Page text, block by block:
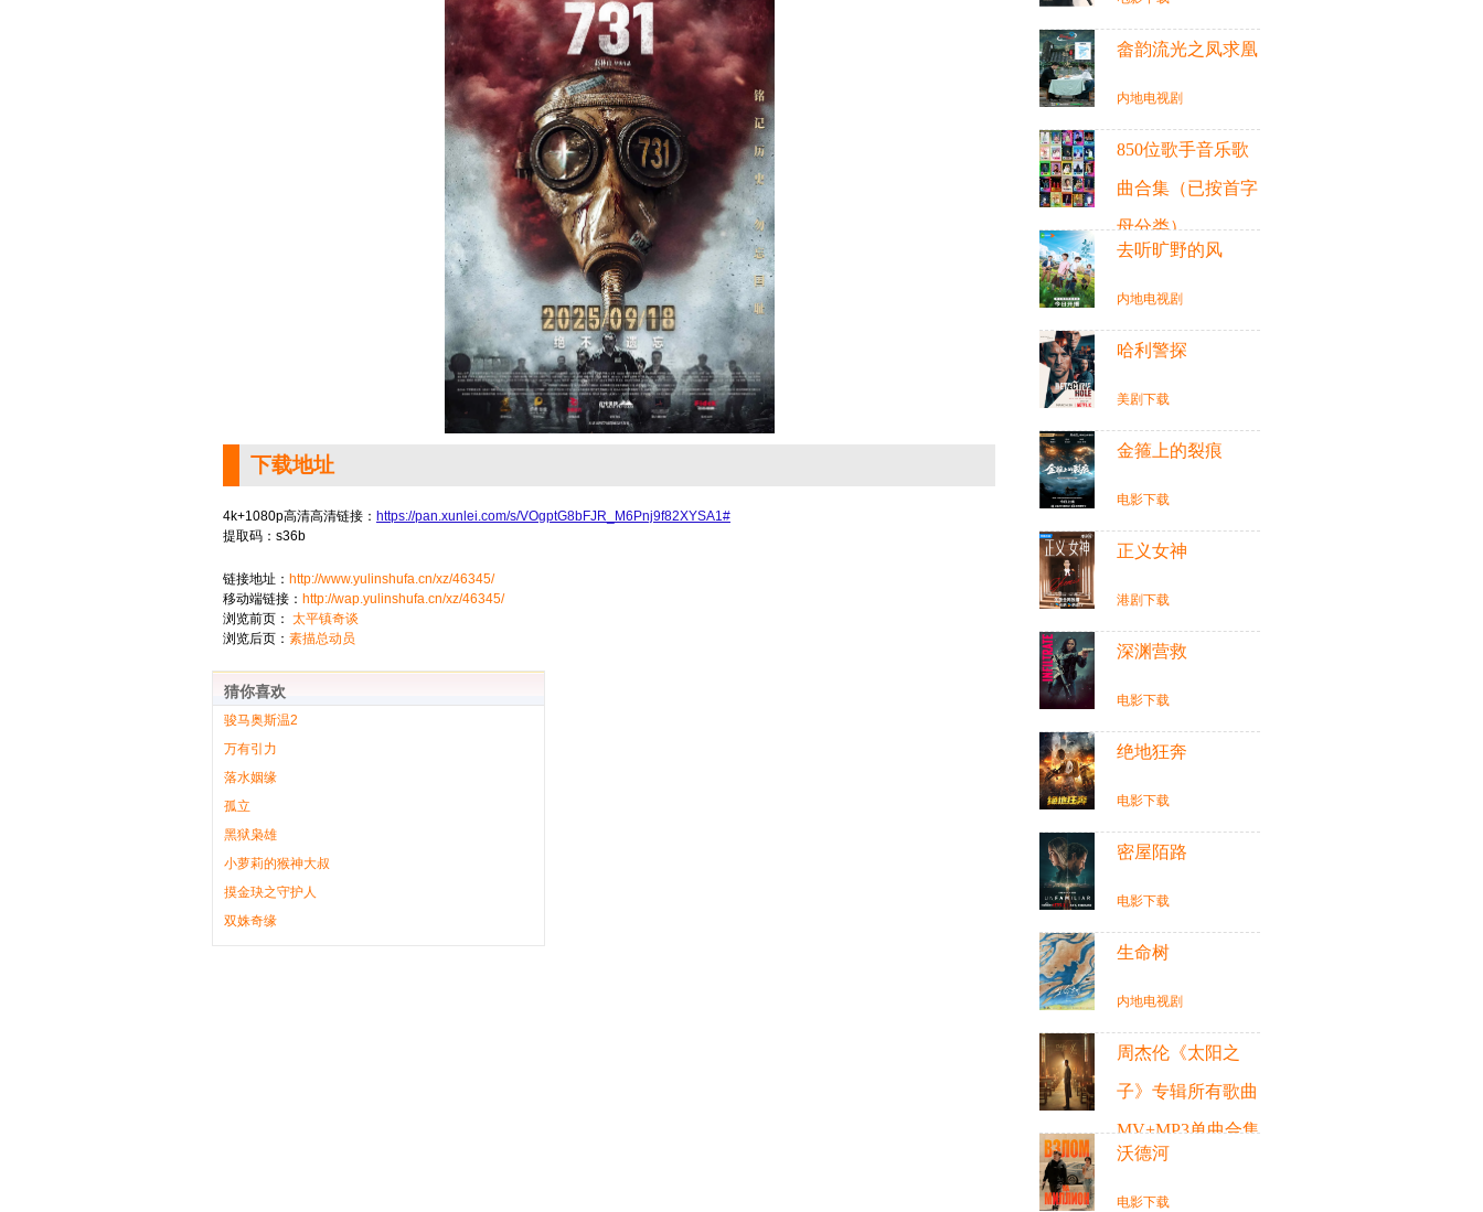
下载地址
4k+1080p高清高清链接： https://pan.xunlei.com/s/VOgptG8bFJR_M6Pnj9f82XYSA1#
提取码：s36b
链接地址： http://www.yulinshufa.cn/xz/46345/
移动端链接： http://wap.yulinshufa.cn/xz/46345/
浏览前页： 太平镇奇谈
浏览后页： 素描总动员
猜你喜欢
骏马奥斯温2
万有引力
落水姻缘
孤立
黑狱枭雄
小萝莉的猴神大叔
摸金玦之守护人
双姝奇缘
畲韵流光之凤求凰
内地电视剧
850位歌手音乐歌
曲合集（已按首字
母分类）
去听旷野的风
内地电视剧
哈利警探
美剧下载
金箍上的裂痕
电影下载
正义女神
港剧下载
深渊营救
电影下载
绝地狂奔
电影下载
密屋陌路
电影下载
生命树
内地电视剧
周杰伦《太阳之
子》专辑所有歌曲
MV+MP3单曲合集
（周杰伦第16张新
专辑）
沃德河
电影下载